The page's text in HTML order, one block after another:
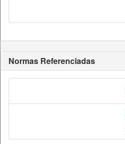
Normas Referenciadas